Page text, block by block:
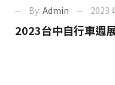
By: Admin 2023
2023台中自行車週